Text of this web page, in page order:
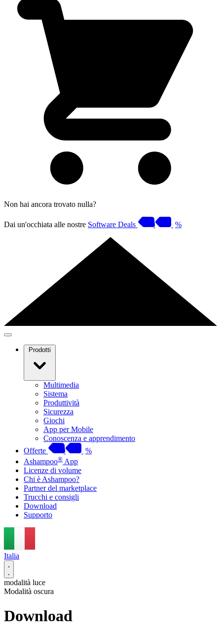
Non hai ancora trovato nulla?
Dai un'occhiata alle nostre Software Deals %
Prodotti
Multimedia
Sistema
Produttività
Sicurezza
Giochi
App per Mobile
Conoscenza e apprendimento
Offerte
%
Ashampoo® App
Licenze di volume
Chi è Ashampoo?
Partner del marketplace
Trucchi e consigli
Download
Supporto
Italia
modalità luce
Modalità oscura
Download